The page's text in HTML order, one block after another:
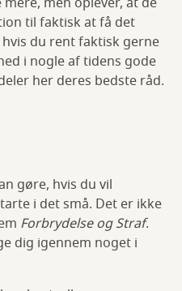
til faktisk at få det
du rent faktisk gerne
i nogle af tidens gode
her deres bedste råd.
gøre, hvis du vil
i det små. Det er ikke
Forbrydelse og Straf.
dig igennem noget i